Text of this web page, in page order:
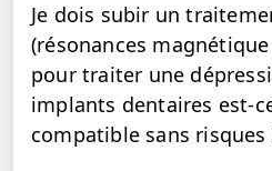
Je dois subir un
(résonances
pour traiter une
implants dentaires est-
compatible sans risques